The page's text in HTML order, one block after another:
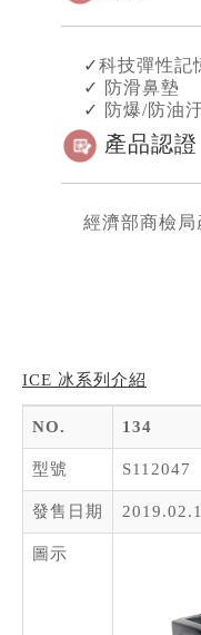
✓科技彈性記
✓ 防滑鼻墊
✓ 防爆/防油
產品認證
經濟部商檢局
ICE 冰系列介紹
NO. 134
型號 S112047
發售日期
圖示